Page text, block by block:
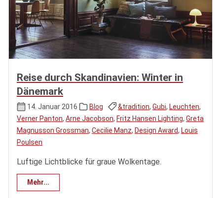
Reise durch Skandinavien: Winter in
Dänemark
14. Januar 2016 Blog &tradition, Gubi, Leuchten,
Verner Panton, Arne Jacobson, Fritz Hansen Lighting, Greta
Magnusson Grossman, Cecilie Manz, Design Award, Louis
Poulsen
Luftige Lichtblicke für graue Wolkentage.
Mehr...